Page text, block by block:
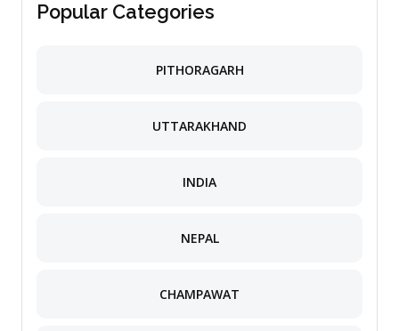
Popular Categories
PITHORAGARH
UTTARAKHAND
INDIA
NEPAL
CHAMPAWAT